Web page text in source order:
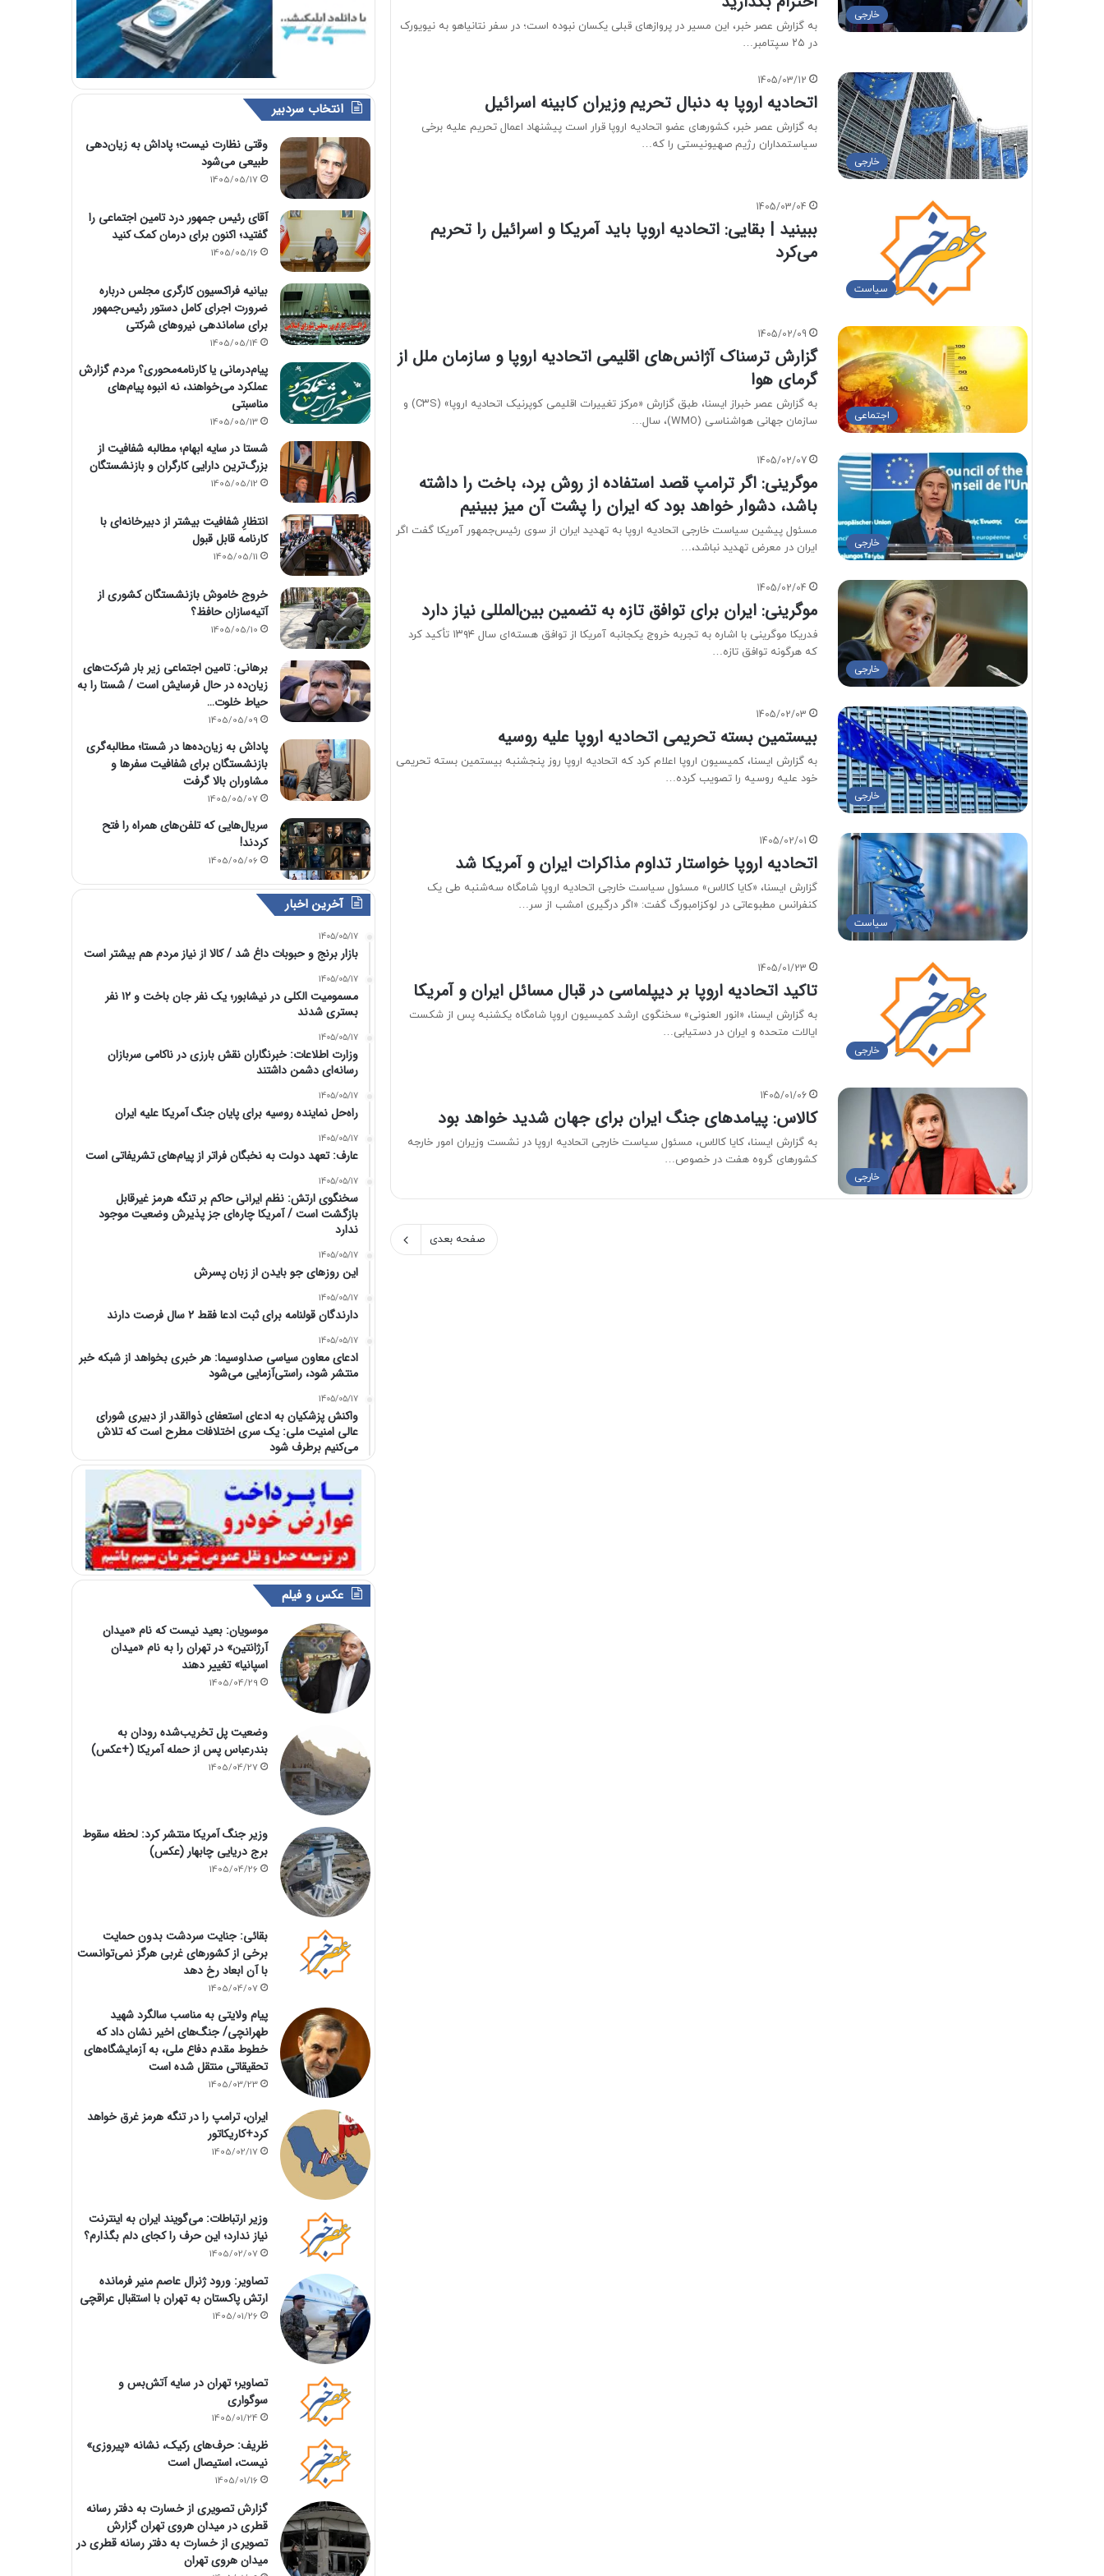
خارجی
به گزارش عصر خبر، این مسیر در پروازهای قبلی یکسان نبوده است؛ در سفر نتانیاهو به نیویورک
در ۲۵ سپتامبر…
خارجی
1405/03/12
اتحادیه اروپا به دنبال تحریم وزیران کابینه اسرائیل
به گزارش عصر خبر، کشورهای عضو اتحادیه اروپا قرار است پیشنهاد اعمال تحریم علیه برخی
سیاستمداران رژیم صهیونیستی را که…
سیاست
1405/03/04
ببینید | بقایی: اتحادیه اروپا باید آمریکا و اسرائیل را تحریم
می‌کرد
اجتماعی
1405/02/09
گزارش ترسناک آژانس‌های اقلیمی اتحادیه اروپا و سازمان ملل از
گرمای هوا
به گزارش عصر خبراز ایسنا، طبق گزارش «مرکز تغییرات اقلیمی کوپرنیک اتحادیه اروپا» (C۳S) و
سازمان جهانی هواشناسی (WMO)، سال…
خارجی
1405/02/07
موگرینی: اگر ترامپ قصد استفاده از روش برد، باخت را داشته
باشد، دشوار خواهد بود که ایران را پشت آن میز ببینیم
مسئول پیشین سیاست خارجی اتحادیه اروپا به تهدید ایران از سوی رئیس‌جمهور آمریکا گفت اگر
ایران در معرض تهدید نباشد،…
خارجی
1405/02/04
موگرینی: ایران برای توافق تازه به تضمین بین‌المللی نیاز دارد
فدریکا موگرینی با اشاره به تجربه خروج یکجانبه آمریکا از توافق هسته‌ای سال ۱۳۹۴ تأکید کرد
که هرگونه توافق تازه…
خارجی
1405/02/03
بیستمین بسته تحریمی اتحادیه اروپا علیه روسیه
به گزارش ایسنا، کمیسیون اروپا اعلام کرد که اتحادیه اروپا روز پنجشنبه بیستمین بسته تحریمی
خود علیه روسیه را تصویب کرده…
سیاست
1405/02/01
اتحادیه اروپا خواستار تداوم مذاکرات ایران و آمریکا شد
گزارش ایسنا، «کایا کالاس» مسئول سیاست خارجی اتحادیه اروپا شامگاه سه‌شنبه طی یک
کنفرانس مطبوعاتی در لوکزامبورگ گفت: «اگر درگیری امشب از سر…
خارجی
1405/01/23
تاکید اتحادیه اروپا بر دیپلماسی در قبال مسائل ایران و آمریکا
به گزارش ایسنا، «انور العنونی» سخنگوی ارشد کمیسیون اروپا شامگاه یکشنبه پس از شکست
ایالات متحده و ایران در دستیابی…
خارجی
1405/01/06
کالاس: پیامدهای جنگ ایران برای جهان شدید خواهد بود
به گزارش ایسنا، کایا کالاس، مسئول سیاست خارجی اتحادیه اروپا در نشست وزیران امور خارجه
کشورهای گروه هفت در خصوص…
صفحه بعدی
انتخاب سردبیر
وقتی نظارت نیست؛ پاداش به زیان‌دهی
طبیعی می‌شود
1405/05/17
آقای رئیس جمهور درد تامین اجتماعی را
گفتید؛ اکنون برای درمان کمک کنید
1405/05/16
بیانیه فراکسیون کارگری مجلس درباره
ضرورت اجرای کامل دستور رئیس‌جمهور
برای ساماندهی نیروهای شرکتی
1405/05/14
پیام‌درمانی یا کارنامه‌محوری؟ مردم گزارش
عملکرد می‌خواهند، نه انبوه پیام‌های
مناسبتی
1405/05/13
شستا در سایه ابهام؛ مطالبه شفافیت از
بزرگ‌ترین دارایی کارگران و بازنشستگان
1405/05/12
انتظارِ شفافیت بیشتر از دبیرخانه‌ای با
کارنامه قابل قبول
1405/05/11
خروج خاموش بازنشستگان کشوری از
آتیه‌سازان حافظ؟
1405/05/10
برهانی: تامین اجتماعی زیر بار شرکت‌های
زیان‌ده در حال فرسایش است / شستا را به
حیاط خلوت…
1405/05/09
پاداش به زیان‌ده‌ها در شستا؛ مطالبه‌گری
بازنشستگان برای شفافیت سفرها و
مشاوران بالا گرفت
1405/05/07
سریال‌هایی که تلفن‌های همراه را فتح
کردند!
1405/05/06
آخرین اخبار
1405/05/17
بازار برنج و حبوبات داغ شد / کالا از نیاز مردم هم بیشتر است
1405/05/17
مسمومیت الکلی در نیشابور؛ یک نفر جان باخت و ۱۲ نفر
بستری شدند
1405/05/17
وزارت اطلاعات: خبرنگاران نقش بارزی در ناکامی سربازان
رسانه‌ای دشمن داشتند
1405/05/17
راه‌حل نماینده روسیه برای پایان جنگ آمریکا علیه ایران
1405/05/17
عارف: تعهد دولت به نخبگان فراتر از پیام‎‌های تشریفاتی است
1405/05/17
سخنگوی ارتش: نظم ایرانی حاکم بر تنگه هرمز غیرقابل
بازگشت است / آمریکا چاره‌ای جز پذیرش وضعیت موجود
ندارد
1405/05/17
این روزهای جو بایدن از زبان پسرش
1405/05/17
دارندگان قولنامه برای ثبت ادعا فقط ۲ سال فرصت دارند
1405/05/17
ادعای معاون سیاسی صداوسیما: هر خبری بخواهد از شبکه خبر
منتشر شود، راستی‌آزمایی می‌شود
1405/05/17
واکنش پزشکیان به ادعای استعفای ذوالقدر از دبیری شورای
عالی امنیت ملی: یک سری اختلافات مطرح است که تلاش
می‌کنیم برطرف شود
عکس و فیلم
موسویان: بعید نیست که نام «میدان
آرژانتین» در تهران را به نام «میدان
اسپانیا» تغییر دهند
1405/04/29
وضعیت پل تخریب‌شده رودان به
بندرعباس پس از حمله آمریکا (+عکس)
1405/04/27
وزیر جنگ آمریکا منتشر کرد: لحظه سقوط
برج دریایی چابهار (عکس)
1405/04/26
بقائی: جنایت سردشت بدون حمایت
برخی از کشورهای غربی هرگز نمی‌توانست
با آن ابعاد رخ دهد
1405/04/07
پیام ولایتی به مناسب سالگرد شهید
طهرانچی/ جنگ‌های اخیر نشان داد که
خطوط مقدم دفاع ملی، به آزمایشگاه‌های
تحقیقاتی منتقل شده است
1405/03/23
ایران، ترامپ را در تنگه هرمز غرق خواهد
کرد+کاریکاتور
1405/02/17
وزیر ارتباطات: می‌گویند ایران به اینترنت
نیاز ندارد؛ این حرف را کجای دلم بگذارم؟
1405/02/07
تصاویر: ورود ژنرال عاصم منیر فرمانده
ارتش پاکستان به تهران با استقبال عراقچی
1405/01/26
تصاویر؛ تهران در سایه آتش‌بس و
سوگواری
1405/01/24
ظریف: حرف‌های رکیک، نشانه «پیروزی»
نیست، استیصال است
1405/01/16
گزارش تصویری از خسارت به دفتر رسانه
قطری در میدان هروی تهران گزارش
تصویری از خسارت به دفتر رسانه قطری در
میدان هروی تهران